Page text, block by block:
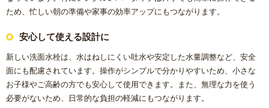
浴室(風呂)
屋根リフォーム
洗面化粧台
ＩＨ・ガスコンロ
ため、忙しい朝の準備や家事の効率アップにもつながります。
安心して使える設計に
新しい洗面水栓は、水はねしにくい吐水や安定した水量調整など、安全
面にも配慮されています。操作がシンプルで分かりやすいため、小さな
お子様やご高齢の方でも安心して使用できます。また、無理な力を使う
必要がないため、日常的な負担の軽減にもつながります。